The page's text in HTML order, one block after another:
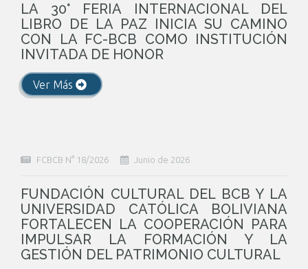
LA 30° FERIA INTERNACIONAL DEL
LIBRO DE LA PAZ INICIA SU CAMINO
CON LA FC-BCB COMO INSTITUCIÓN
INVITADA DE HONOR
Ver Más
FCBCB N° 18/2026 Junio de 2026
FUNDACIÓN CULTURAL DEL BCB Y LA
UNIVERSIDAD CATÓLICA BOLIVIANA
FORTALECEN LA COOPERACIÓN PARA
IMPULSAR LA FORMACIÓN Y LA
GESTIÓN DEL PATRIMONIO CULTURAL